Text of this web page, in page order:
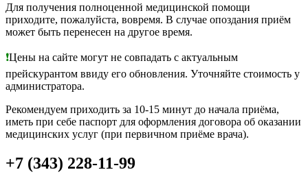
Для получения полноценной медицинской помощи
приходите, пожалуйста, вовремя. В случае опоздания приём
может быть перенесен на другое время.
❗️Цены на сайте могут не совпадать с актуальным
прейскурантом ввиду его обновления. Уточняйте стоимость у
администратора.
Рекомендуем приходить за 10-15 минут до начала приёма,
иметь при себе паспорт для оформления договора об оказании
медицинских услуг (при первичном приёме врача).
+7 (343) 228-11-99